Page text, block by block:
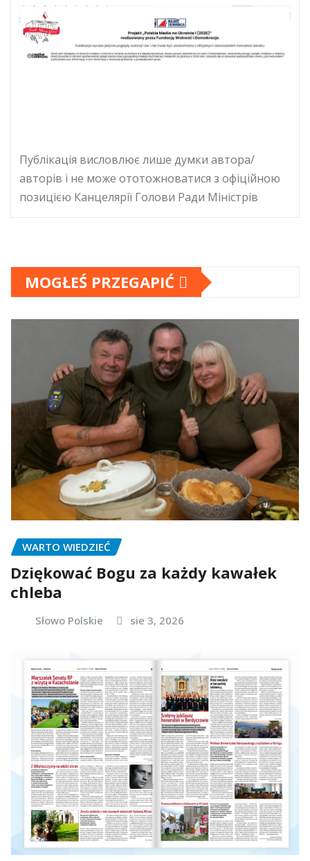
Публікація висловлює лише думки автора/
авторів і не може ототожноватися з офіційною
позицією Канцелярії Голови Ради Міністрів
MOGŁEŚ PRZEGAPIĆ
WARTO WIEDZIEĆ
Dziękować Bogu za każdy kawałek
chleba
Słowo Polskie sie 3, 2026